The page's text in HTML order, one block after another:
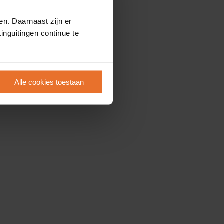
Daarnaast zijn er
continue te
Alle cookies toestaan